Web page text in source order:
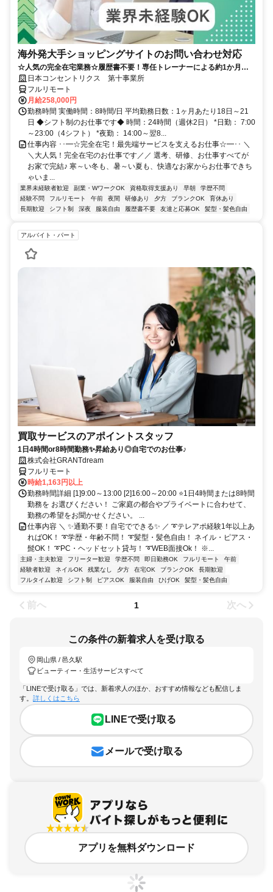
海外発大手ショッピングサイトのお問い合わせ対応
☆人気の完全在宅業務☆履歴書不要！専任トレーナーによる約1か月の
研修で、業界未経験の方も安心！
日本コンセントリクス 第十事業所
フルリモート
月給258,000円
勤務時間 実働時間：8時間/日 平均勤務日数：1ヶ月あたり18日～21
日 ◆シフト制のお仕事です◆ 時間：24時間（週休2日） *日勤： 7:00
～23:00（4シフト） *夜勤： 14:00～翌8...
仕事内容 ･･━☆完全在宅！最先端サービスを支えるお仕事☆━･･ ＼
＼大人気！完全在宅のお仕事です／／ 選考、研修、お仕事すべてが
お家で完結♪ 寒～い冬も、暑～い夏も、快適なお家からお仕事できち
ゃいま...
業界未経験者歓迎 副業・WワークOK 資格取得支援あり 早朝
学歴不問
経験不問
フルリモート 午前 夜間 研修あり 夕方 ブランクOK
育休あり
長期歓迎
シフト制 深夜 服装自由 履歴書不要 友達と応募OK 髪型・髪色自由
アルバイト・パート
買取サービスのアポイントスタッフ
1日4時間or8時間勤務✨昇給あり◎自宅でのお仕事♪
株式会社GRANTdream
フルリモート
時給1,163円以上
勤務時間詳細 [1]9:00～13:00 [2]16:00～20:00 ⭐1日4時間または8時間
勤務を お選びください！ ご家庭の都合やプライベートに合わせて、
勤務の希望をお聞かせください。 ...
仕事内容 ＼ ✨通勤不要！自宅でできる✨ ／ ➰テレアポ経験1年以上あ
ればOK！ ➰学歴・年齢不問！ ➰髪型・髪色自由！ ネイル・ピアス・
髭OK！ ➰PC・ヘッドセット貸与！ ➰WEB面接Ok！ ※...
主婦・主夫歓迎 フリーター歓迎 学歴不問 即日勤務OK フルリモート
午前
経験者歓迎
ネイルOK 残業なし 夕方 在宅OK ブランクOK
長期歓迎
フルタイム歓迎
シフト制 ピアスOK 服装自由 ひげOK 髪型・髪色自由
前へ 1 次へ
この条件の新着求人を受け取る
岡山県 / 邑久駅
ビューティー・生活サービスすべて
「LINEで受け取る」では、新着求人のほか、おすすめ情報なども配信しま
す。 詳しくはこちら
LINEで受け取る
メールで受け取る
アプリを無料ダウンロード